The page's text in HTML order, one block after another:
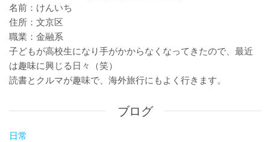
名前：けんいち
住所：文京区
職業：金融系
子どもが高校生になり手がかからなくなってきたので、最近
は趣味に興じる日々（笑）
読書とクルマが趣味で、海外旅行にもよく行きます。
ブログ
日常